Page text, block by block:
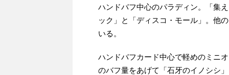
ハンドバフ中心のパラディン。「集
ック」と「ディスコ・モール」。他
いる。
ハンドバフカード中心で軽めのミニ
のバフ量をあげて「石牙のイノシシ